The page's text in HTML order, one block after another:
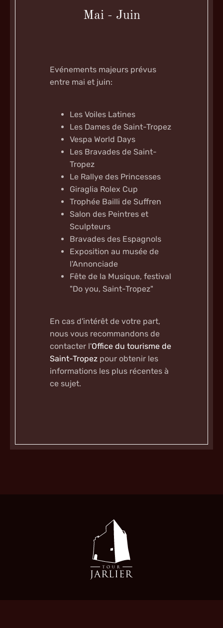
Mai - Juin
Evénements majeurs prévus
entre mai et juin:
Les Voiles Latines
Les Dames de Saint-Tropez
Vespa World Days
Les Bravades de Saint-
Tropez
Le Rallye des Princesses
Giraglia Rolex Cup
Trophée Bailli de Suffren
Salon des Peintres et
Sculpteurs
Bravades des Espagnols
Exposition au musée de
l'Annonciade
Fête de la Musique, festival
"Do you, Saint-Tropez"
En cas d'intérêt de votre part,
nous vous recommandons de
contacter l'Office du tourisme de
Saint-Tropez pour obtenir les
informations les plus récentes à
ce sujet.